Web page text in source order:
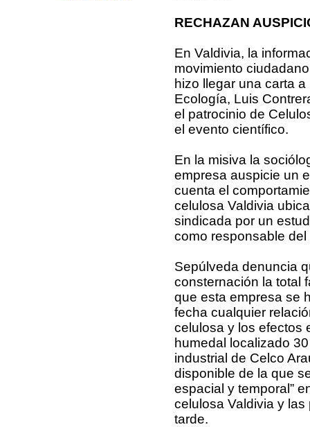
RECHAZAN
En Valdivia, la
movimiento
hizo llegar una carta
Ecología, Luis
el patrocinio de
el evento científico.
En la misiva la
empresa auspicie un
cuenta el
celulosa Valdivia
sindicada por un
como responsable
Sepúlveda denuncia
consternación la total
que esta empresa se
fecha cualquier
celulosa y los efectos
humedal localizado
industrial de Celco
disponible de la que
espacial y temporal”
celulosa Valdivia y
tarde.